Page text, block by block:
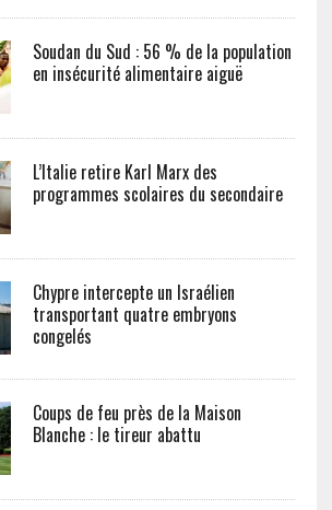
Soudan du Sud : 56 % de la population
en insécurité alimentaire aiguë
L’Italie retire Karl Marx des
programmes scolaires du secondaire
Chypre intercepte un Israélien
transportant quatre embryons
congelés
Coups de feu près de la Maison
Blanche : le tireur abattu